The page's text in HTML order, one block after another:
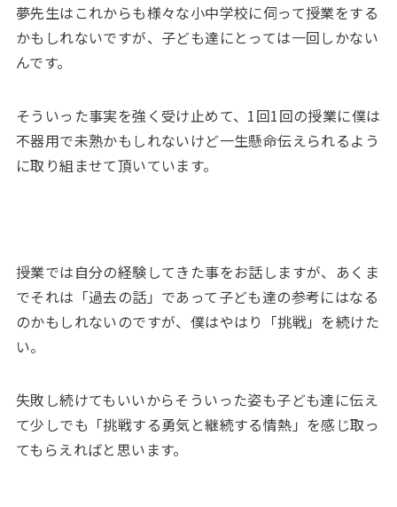
夢先生はこれからも様々な小中学校に伺って授業をする
かもしれないですが、子ども達にとっては一回しかない
んです。
そういった事実を強く受け止めて、1回1回の授業に僕は
不器用で未熟かもしれないけど一生懸命伝えられるよう
に取り組ませて頂いています。
授業では自分の経験してきた事をお話しますが、あくま
でそれは「過去の話」であって子ども達の参考にはなる
のかもしれないのですが、僕はやはり「挑戦」を続けた
い。
失敗し続けてもいいからそういった姿も子ども達に伝え
て少しでも「挑戦する勇気と継続する情熱」を感じ取っ
てもらえればと思います。